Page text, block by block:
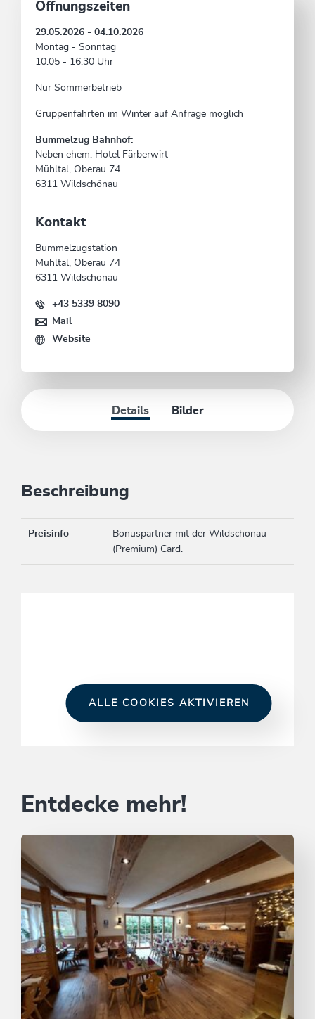
Details Bilder
Beschreibung
Preisinfo
Bonuspartner mit der Wildschönau
(Premium) Card.
ALLE COOKIES AKTIVIEREN
Öffnungszeiten
29.05.2026 - 04.10.2026
Montag - Sonntag
10:05 - 16:30 Uhr
Nur Sommerbetrieb
Gruppenfahrten im Winter auf Anfrage möglich
Bummelzug Bahnhof:
Neben ehem. Hotel Färberwirt
Mühltal, Oberau 74
6311 Wildschönau
Kontakt
Bummelzugstation
Mühltal, Oberau 74
6311 Wildschönau
+43 5339 8090
Mail
Website
Entdecke mehr!